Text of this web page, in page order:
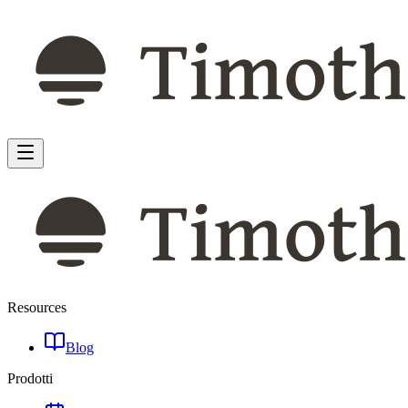
Resources
Blog
Prodotti